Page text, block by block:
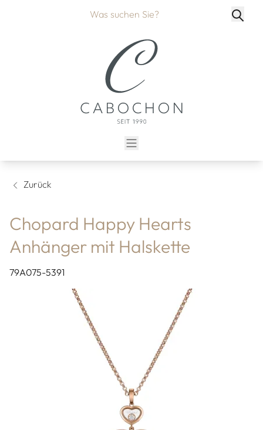
Zurück
Chopard Happy Hearts
Anhänger mit Halskette
79A075-5391